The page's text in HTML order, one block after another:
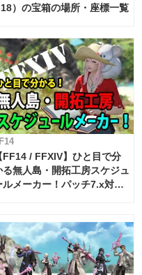
）の宝箱の場所・座標一覧
FF14 / FFXIV】ひと目で分
る無人島・開拓工房スケジュ
ルメーカー！パッチ7.x対応